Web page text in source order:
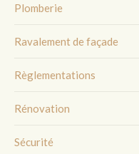
Plomberie
Ravalement de façade
Règlementations
Rénovation
Sécurité